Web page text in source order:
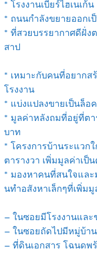
* โรงงานเบียร์ไฮเนเก้น
* ถนนกำลังขยายออกเ
* ที่สวยบรรยากาศดีฝั่ง
สาป
* เหมาะกับคนที่อยากส
โรงงาน
* แบ่งแปลงขายเป็นล็อ
* มูลค่าหลังถมที่อยู่ที่ต
บาท
* โครงการบ้านระแวก
ตารางวา เพิ่มมูลค่าเป็
* มองหาคนที่สนใจและ
นทำอสังหาเล็กๆที่เพิ่ม
– ในซอยมีโรงงานแล
– ในซอยถัดไปมีหมู่บ้า
– ที่ดินเอกสาร โฉนดพ